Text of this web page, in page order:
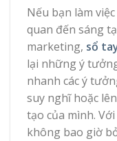
Nếu bạn làm
quan đến sáng
marketing, sổ
lại những ý
nhanh các ý
suy nghĩ hoặc
tạo của mình.
không bao giờ